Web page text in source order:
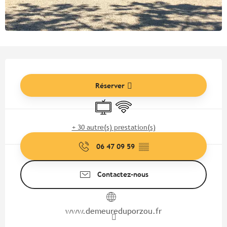
Réserver
Télévision
WiFi
+ 30 autre(s) prestation(s)
06 47 09 59 ▒▒
Contactez-nous
www.demeureduporzou.fr